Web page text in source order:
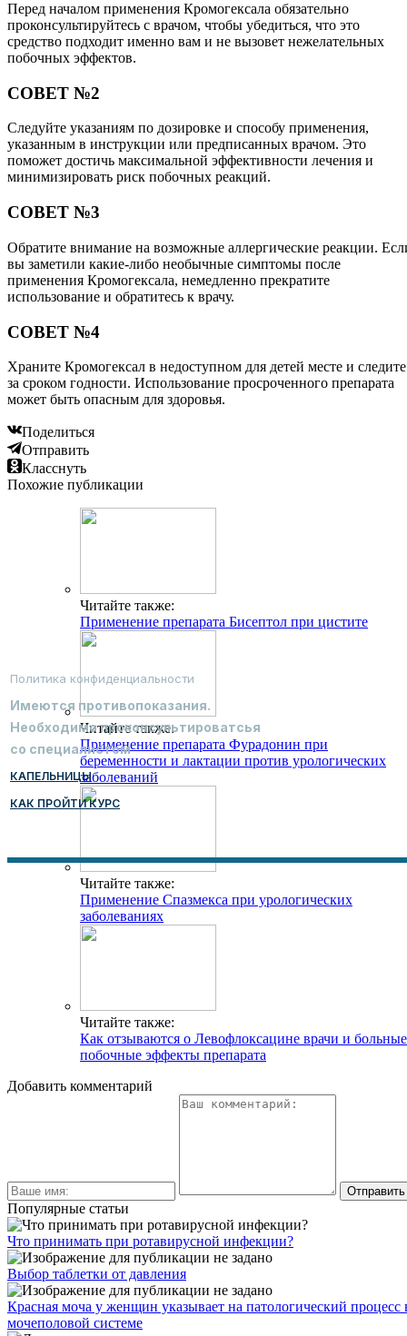
Перед началом применения Кромогексала обязательно
проконсультируйтесь с врачом, чтобы убедиться, что это
средство подходит именно вам и не вызовет нежелательных
побочных эффектов.
СОВЕТ №2
Следуйте указаниям по дозировке и способу применения,
указанным в инструкции или предписанных врачом. Это
поможет достичь максимальной эффективности лечения и
минимизировать риск побочных реакций.
СОВЕТ №3
Обратите внимание на возможные аллергические реакции.
вы заметили какие-либо необычные симптомы после
применения Кромогексала, немедленно прекратите
использование и обратитесь к врачу.
СОВЕТ №4
Храните Кромогексал в недоступном для детей месте и следите
за сроком годности. Использование просроченного препарата
может быть опасным для здоровья.
Поделиться
Отправить
Класснуть
Похожие публикации
Читайте также:
Применение препарата Бисептол при цистите
Читайте также:
Применение препарата Фурадонин при
беременности и лактации против урологических
заболеваний
Читайте также:
Применение Спазмекса при урологических
заболеваниях
Читайте также:
Как отзываются о Левофлоксацине врачи и
побочные эффекты препарата
Добавить комментарий
Популярные статьи
Что принимать при ротавирусной инфекции?
Выбор таблетки от давления
Красная моча у женщин указывает на патологический процесс
мочеполовой системе
Политика конфиденциальности
Имеются противопоказания.
Необходимо проконсультироватсья
со специалистом
КАПЕЛЬНИЦЫ
КАК ПРОЙТИ КУРС